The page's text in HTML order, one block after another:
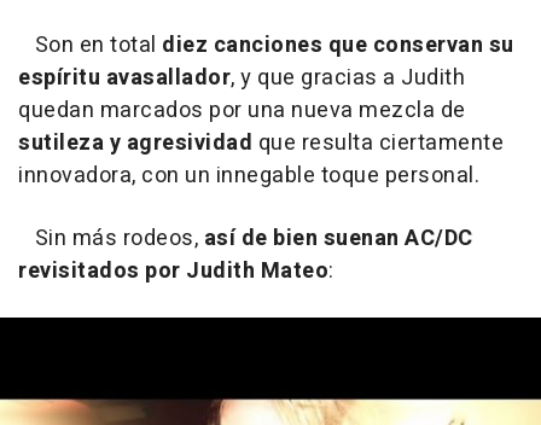
Son en total diez canciones que conservan su
espíritu avasallador, y que gracias a Judith
quedan marcados por una nueva mezcla de
sutileza y agresividad que resulta ciertamente
innovadora, con un innegable toque personal.
Sin más rodeos, así de bien suenan AC/DC
revisitados por Judith Mateo: